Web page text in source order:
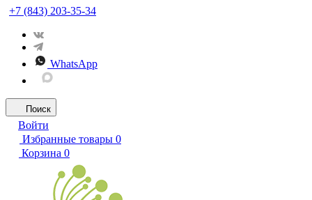
+7 (843) 203-35-34
WhatsApp
Поиск
Войти
Избранные товары 0
Корзина 0